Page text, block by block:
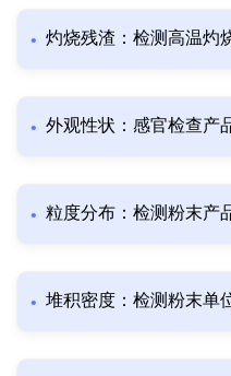
灼烧残渣：检测高温灼
外观性状：感官检查产
粒度分布：检测粉末产
堆积密度：检测粉末单